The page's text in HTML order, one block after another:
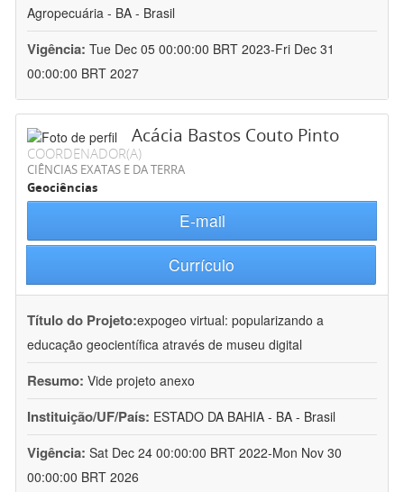
Agropecuária - BA - Brasil
Vigência: Tue Dec 05 00:00:00 BRT 2023-Fri Dec 31
00:00:00 BRT 2027
Acácia Bastos Couto Pinto
COORDENADOR(A)
CIÊNCIAS EXATAS E DA TERRA
Geociências
E-mail
Currículo
Título do Projeto:expogeo virtual: popularizando a
educação geocientífica através de museu digital
Resumo: Vide projeto anexo
Instituição/UF/País: ESTADO DA BAHIA - BA - Brasil
Vigência: Sat Dec 24 00:00:00 BRT 2022-Mon Nov 30
00:00:00 BRT 2026